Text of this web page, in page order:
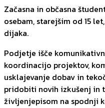
Začasna in občasna
osebam, starejšim od 15
dijaka.
Podjetje išče
koordinacijo projektov,
usklajevanje dobav in
pridobiti novih izkušenj in
življenjepisom na spodnji